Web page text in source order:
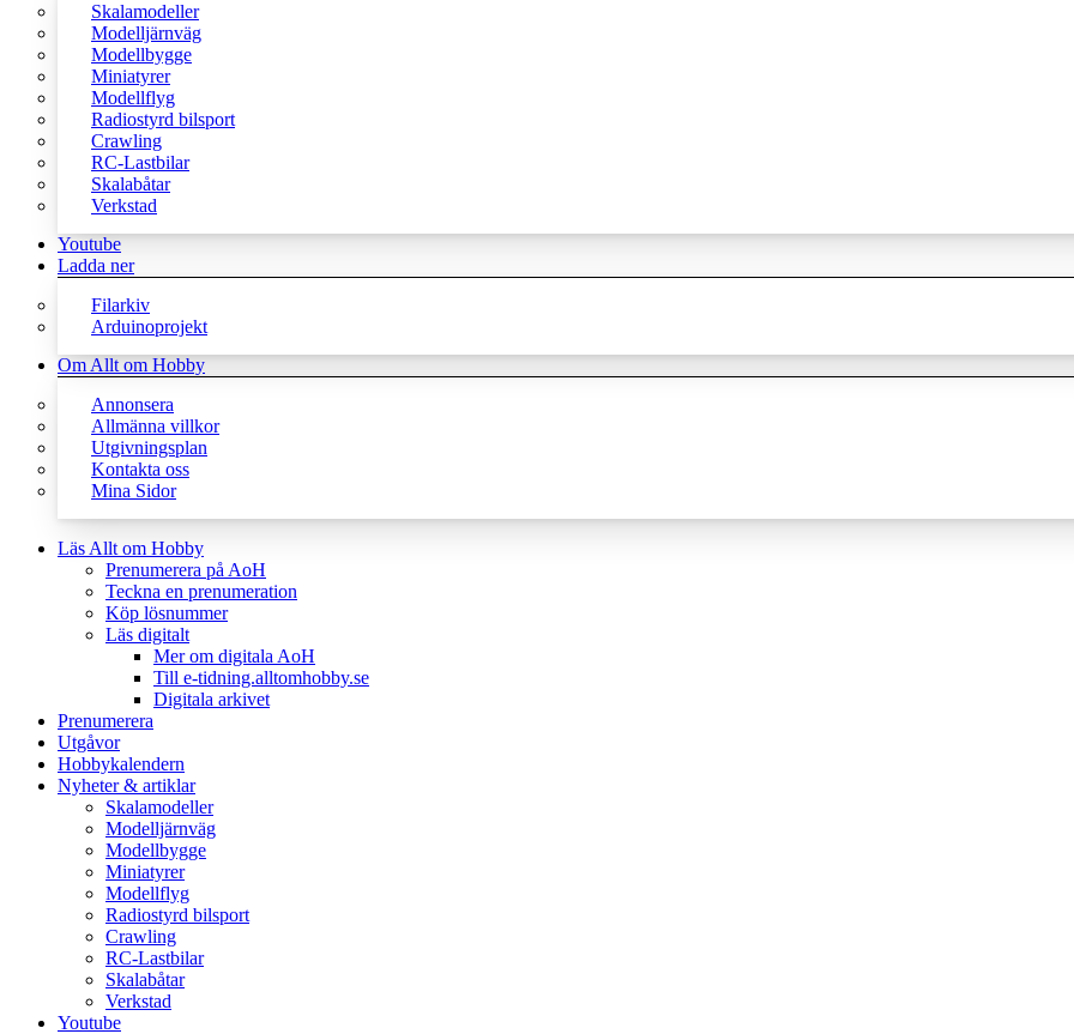
Skalamodeller
Modelljärnväg
Modellbygge
Miniatyrer
Modellflyg
Radiostyrd bilsport
Crawling
RC-Lastbilar
Skalabåtar
Verkstad
Youtube
Ladda ner
Filarkiv
Arduinoprojekt
Om Allt om Hobby
Annonsera
Allmänna villkor
Utgivningsplan
Kontakta oss
Mina Sidor
Läs Allt om Hobby
Prenumerera på AoH
Teckna en prenumeration
Köp lösnummer
Läs digitalt
Mer om digitala AoH
Till e-tidning.alltomhobby.se
Digitala arkivet
Prenumerera
Utgåvor
Hobbykalendern
Nyheter & artiklar
Skalamodeller
Modelljärnväg
Modellbygge
Miniatyrer
Modellflyg
Radiostyrd bilsport
Crawling
RC-Lastbilar
Skalabåtar
Verkstad
Youtube